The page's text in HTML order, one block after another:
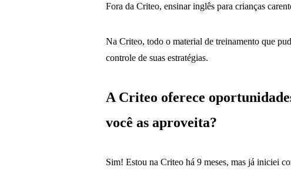
Fora da Criteo, ensinar inglês para crianças
Na Criteo, todo o material de treinamento que
controle de suas estratégias.
A Criteo oferece
você as aproveita?
Sim! Estou na Criteo há 9 meses, mas já iniciei